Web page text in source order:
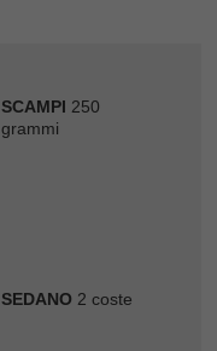
SCAMPI 250
grammi
SEDANO 2 coste